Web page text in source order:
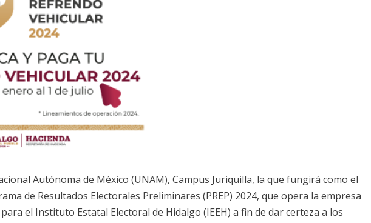
Autónoma de México (UNAM), Campus Juriquilla, la que fungirá como el
de Resultados Electorales Preliminares (PREP) 2024, que opera la empresa
para el Instituto Estatal Electoral de Hidalgo (IEEH) a fin de dar certeza a los